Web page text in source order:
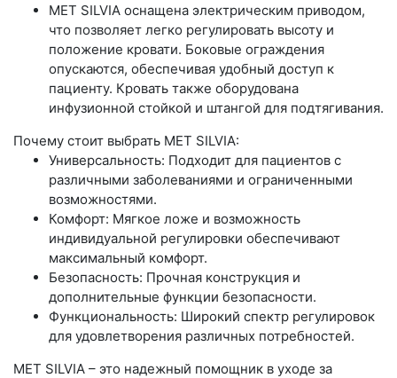
MET SILVIA оснащена электрическим приводом,
что позволяет легко регулировать высоту и
положение кровати. Боковые ограждения
опускаются, обеспечивая удобный доступ к
пациенту. Кровать также оборудована
инфузионной стойкой и штангой для подтягивания.
Почему стоит выбрать MET SILVIA:
Универсальность: Подходит для пациентов с
различными заболеваниями и ограниченными
возможностями.
Комфорт: Мягкое ложе и возможность
индивидуальной регулировки обеспечивают
максимальный комфорт.
Безопасность: Прочная конструкция и
дополнительные функции безопасности.
Функциональность: Широкий спектр регулировок
для удовлетворения различных потребностей.
MET SILVIA – это надежный помощник в уходе за